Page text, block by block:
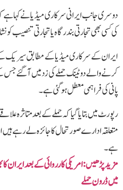
دوسری جانب ایرانی سرکاری میڈیا نے کہا ہے
کی کسی بھی تجارتی بندرگاہ یا تجارتی تنصیب کو
ایران کے سرکاری میڈیا کے مطابق سیریک کے
کرنے والے دو ٹینک حملے کی زد میں آ گئے جس
پانی کی فراہمی معطل ہو گئی ہے۔
رپورٹ میں بتایا گیا کہ حملے کے بعد متاثرہ
متعلقہ ادارے صورتحال کا جائزہ لے رہے ہیں
ہے۔
مزید پڑھیں: امریکی کارروائی کے بعد ایران
میں ڈرون حملے